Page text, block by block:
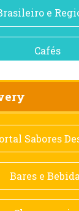
e
Cafés
Comida
Doceria
Sabores
Bares e